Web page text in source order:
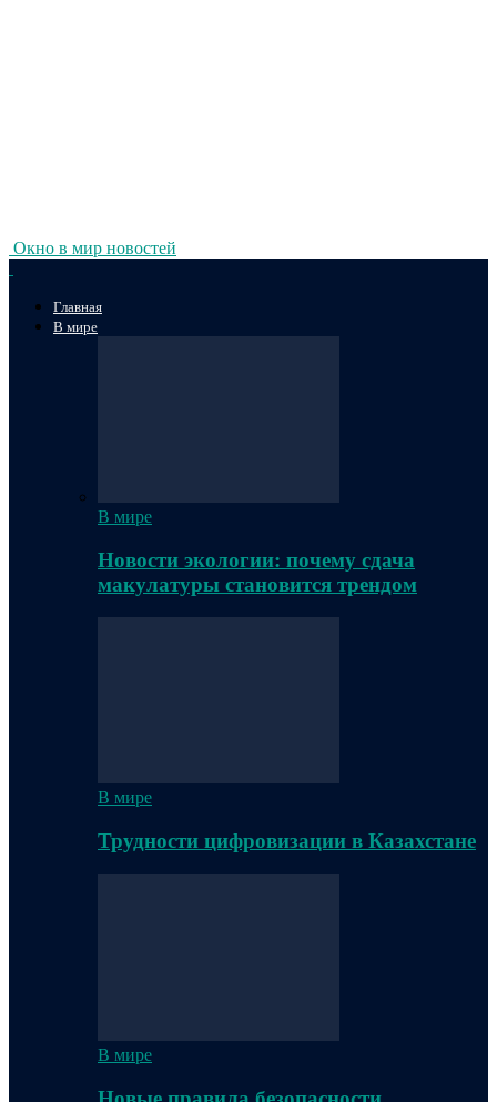
Окно в мир новостей
Главная
В мире
В мире
Новости экологии: почему сдача
макулатуры становится трендом
В мире
Трудности цифровизации в Казахстане
В мире